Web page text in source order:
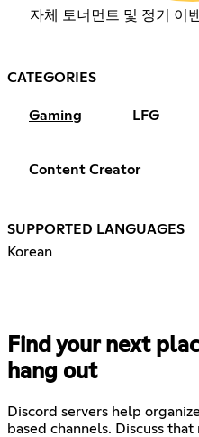
자체 토너먼트 및 정기 이
CATEGORIES
Gaming LFG
Content Creator
SUPPORTED LANGUAGES
Korean
Find your next
hang out
Discord servers help
based channels. Discuss